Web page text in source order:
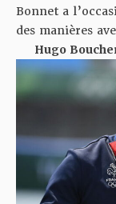
Bonnet a
des manières
Hugo